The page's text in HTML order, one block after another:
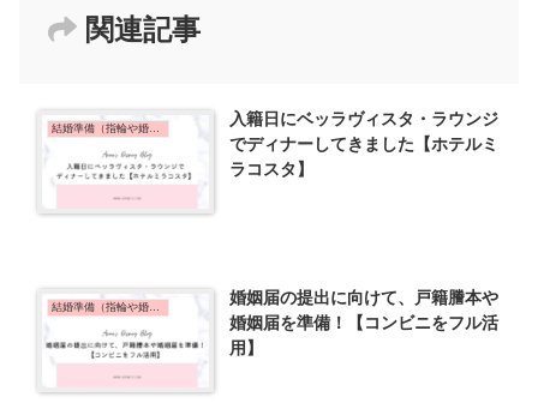
関連記事
結婚準備（指輪や婚姻届）
入籍日にベッラヴィスタ・ラウンジ
でディナーしてきました【ホテルミ
ラコスタ】
結婚準備（指輪や婚姻届）
婚姻届の提出に向けて、戸籍謄本や
婚姻届を準備！【コンビニをフル活
用】